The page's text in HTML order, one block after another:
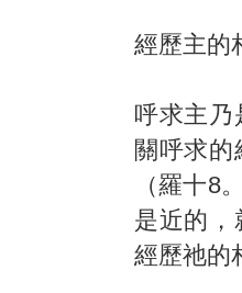
經歷主的
呼求主乃
關呼求
（羅十8
是近的，
經歷祂的